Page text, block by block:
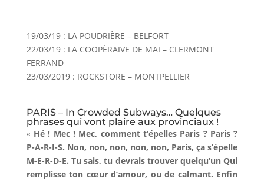
19/03/19 : LA POUDRIÈRE – BELFORT
22/03/19 : LA COOPÉRAIVE DE MAI – CLERMONT
FERRAND
23/03/2019 : ROCKSTORE – MONTPELLIER
PARIS – In Crowded Subways… Quelques
phrases qui vont plaire aux provinciaux !
« Hé ! Mec ! Mec, comment t’épelles Paris ? Paris ?
P-A-R-I-S. Non, non, non, non, non, Paris, ça s’épelle
M-E-R-D-E. Tu sais, tu devrais trouver quelqu’un Qui
remplisse ton cœur d’amour, ou de calmant. Enfin